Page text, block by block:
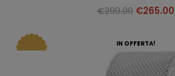
€299.00 €265.00
IN OFFERTA!